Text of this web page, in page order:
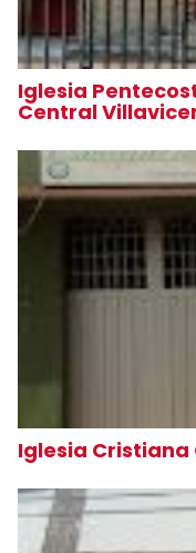
Iglesia
Central
Iglesia